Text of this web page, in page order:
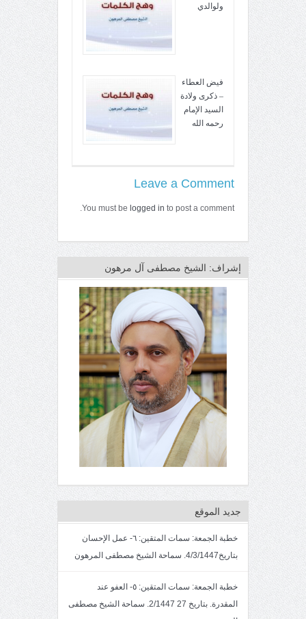
ولوالدي
فيض العطاء
– ذكرى ولادة
السيد الإمام
رحمه الله
Leave a Comment
You must be logged in to post a comment.
إشراف: الشيخ مصطفى آل مرهون
جديد الموقع
خطبة الجمعة: سمات المتقين: ٦- عمل الإحسان
بتاريخ4/3/1447. سماحة الشيخ مصطفى المرهون
خطبة الجمعة: سمات المتقين: ٥- العفو عند
المقدرة. بتاريخ 27 2/1447. سماحة الشيخ مصطفى